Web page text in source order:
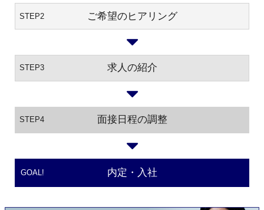
STEP2 ご希望のヒアリング
STEP3 求人の紹介
STEP4 面接日程の調整
GOAL! 内定・入社